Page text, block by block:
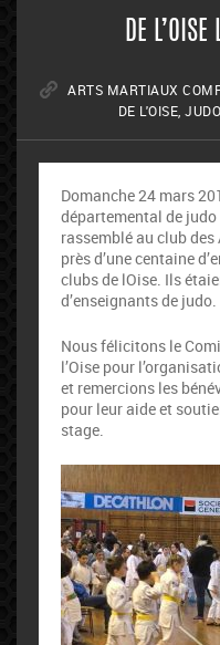
DE
ARTS MARTIAUX
DE L'OISE,JUDO
Domanche 24 mars
départemental de
rassemblé au club
près d’une centaine
clubs de lOise. Ils
d’enseignants de judo.
Nous félicitons le
l’Oise pour
et remercions les
pour leur aide et
stage.